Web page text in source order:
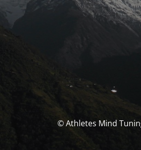
© Athletes Mind